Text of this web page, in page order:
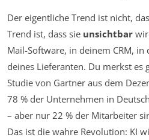
Der eigentliche Trend ist nicht,
Trend ist, dass sie unsichtbar
Mail-Software, in deinem CRM,
deines Lieferanten. Du merkst es
Studie von Gartner aus dem
78 % der Unternehmen in
– aber nur 22 % der Mitarbeiter
Das ist die wahre Revolution: KI